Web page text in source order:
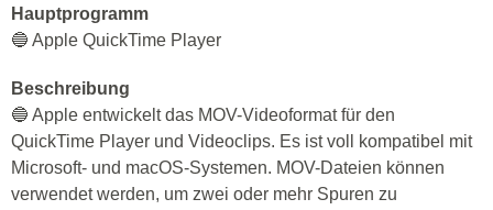
Hauptprogramm
🔵 Apple QuickTime Player
Beschreibung
🔵 Apple entwickelt das MOV-Videoformat für den
QuickTime Player und Videoclips. Es ist voll kompatibel mit
Microsoft- und macOS-Systemen. MOV-Dateien können
verwendet werden, um zwei oder mehr Spuren zu